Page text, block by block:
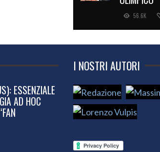
56.6K
ESSENZIALE
AD HOC
I NOSTRI AUTORI